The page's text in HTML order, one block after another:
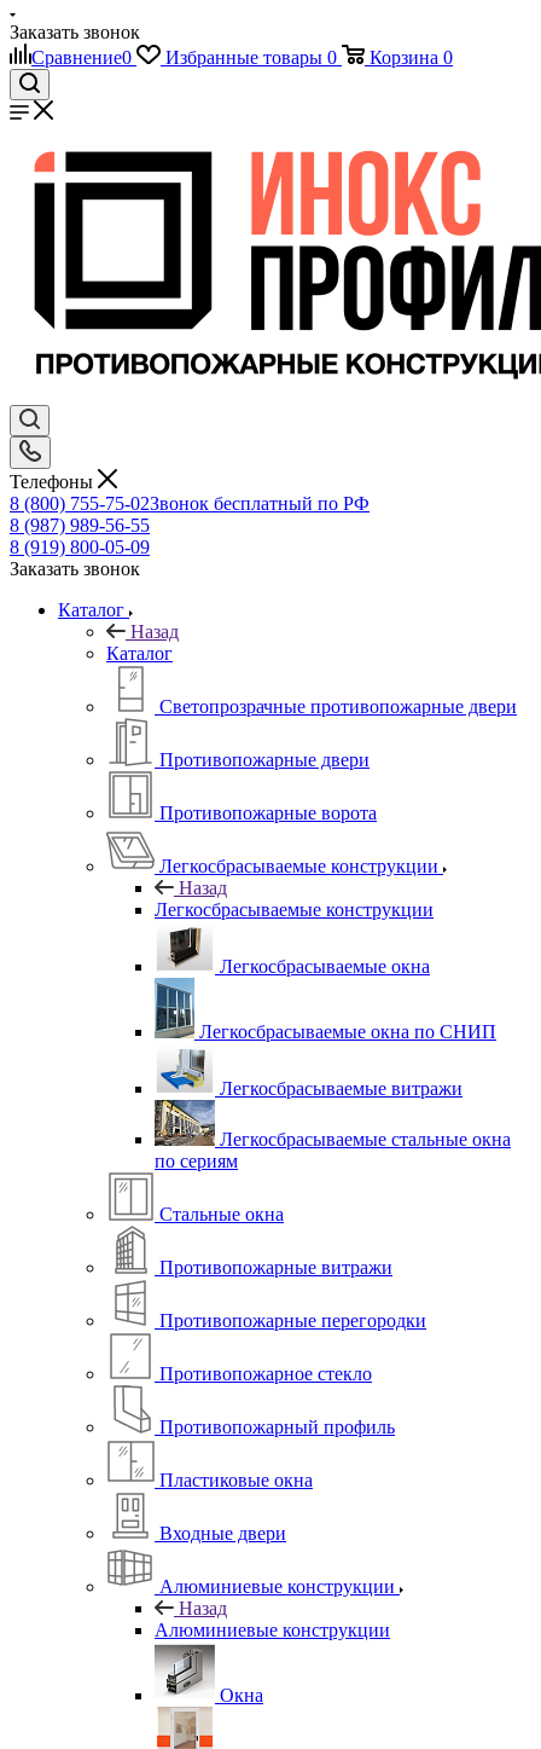
Заказать звонок
Сравнение0 Избранные товары 0 Корзина 0
Телефоны
8 (800) 755-75-02Звонок бесплатный по РФ
8 (987) 989-56-55
8 (919) 800-05-09
Заказать звонок
Каталог
Назад
Каталог
Светопрозрачные противопожарные двери
Противопожарные двери
Противопожарные ворота
Легкосбрасываемые конструкции
Назад
Легкосбрасываемые конструкции
Легкосбрасываемые окна
Легкосбрасываемые окна по СНИП
Легкосбрасываемые витражи
Легкосбрасываемые стальные окна
по сериям
Стальные окна
Противопожарные витражи
Противопожарные перегородки
Противопожарное стекло
Противопожарный профиль
Пластиковые окна
Входные двери
Алюминиевые конструкции
Назад
Алюминиевые конструкции
Окна